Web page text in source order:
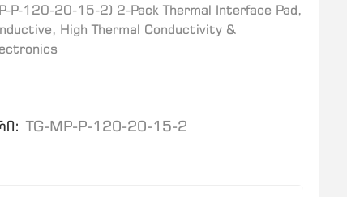
P-120-20-15-2) 2-Pack Thermal Interface Pad,
High Thermal Conductivity &
TG-MP-P-120-20-15-2